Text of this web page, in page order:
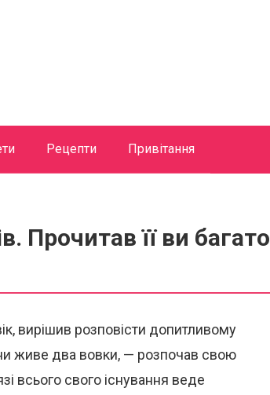
Рецепти Привітання
Прочитав її ви багато
вирішив розповісти допитливому
живе два вовки, — розпочав свою
всього свого існування веде